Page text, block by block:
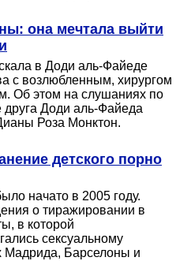
она мечтала выйти
в Доди аль-Файеде
с возлюбленным, хирургом
Об этом на слушаниях по
друга Доди аль-Файеда
Роза Монктон.
детского порно
начато в 2005 году.
о тиражировании в
в которой
сексуальному
Мадрида, Барселоны и